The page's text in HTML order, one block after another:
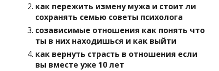
как пережить измену мужа и стоит ли
сохранять семью советы психолога
созависимые отношения как понять что
ты в них находишься и как выйти
как вернуть страсть в отношения если
вы вместе уже 10 лет